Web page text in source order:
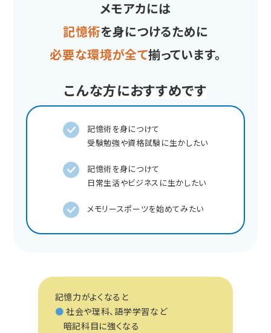
メモアカには
記憶術を身につけるために
必要な環境が全て揃っています。
こんな方におすすめです
記憶術を身につけて
受験勉強や資格試験に生かしたい
記憶術を身につけて
日常生活やビジネスに生かしたい
メモリースポーツを始めてみたい
記憶力がよくなると
●社会や理科、語学学習など
暗記科目に強くなる